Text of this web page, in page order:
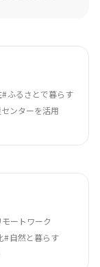
ふるさとで暮らす
ンターを活用
モートワーク
自然と暮らす